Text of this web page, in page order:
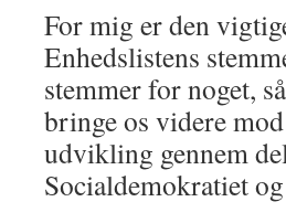
For mig er den
Enhedslistens
stemmer for noget,
bringe os videre
udvikling gennem
Socialdemokratiet